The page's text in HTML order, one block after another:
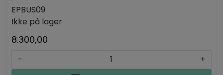
EPBUS09
Ikke på lager
8.300,00
-
+